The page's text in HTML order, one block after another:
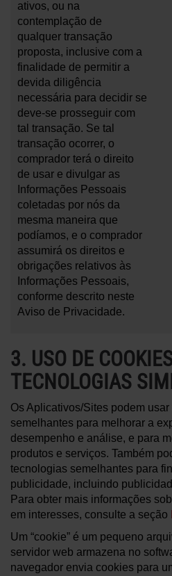
ativos, ou na
contemplação de
qualquer transação
proposta, inclusive com a
finalidade de permitir a
devida diligência
necessária para decidir se
deve-se prosseguir com
tal transação. Se tal
transação ocorrer, o
comprador terá o direito
de usar e divulgar as
Informações Pessoais
coletadas por nós da
mesma maneira que
podíamos, e o comprador
assumirá os direitos e
obrigações relativos às
Informações Pessoais,
conforme descrito neste
Aviso de Privacidade.
3. USO DE
TECNOLOGIAS
Os Aplicativos/Sites podem
semelhantes para melhorar a
desempenho e análise, e para
produtos e serviços. Também
tecnologias semelhantes para
publicidade, incluindo
Para obter mais informações
em interesses, consulte a seção
Um “cookie” é um pequeno
servidor web armazena no
navegador envia cookies para